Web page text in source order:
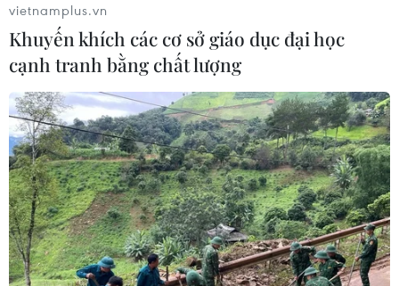
Nhanh chóng hoàn thiện dự
án kết nối vùng, sân bay Long Thành
06/08/2026 15:07
Sẽ thi công đồng loạt Dự án cao tốc
Vinh-Thanh Thủy trong tháng 9
06/08/2026 12:25
Chưa đầu tư mở rộng Quốc lộ 1 đoạn
vietnamplus.vn
Khuyến khích các cơ sở giáo dục đại học
cạnh tranh bằng chất lượng